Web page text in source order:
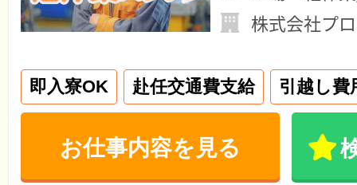
株式会社プ
即入寮OK 赴任交通費支給 引越し費
お仕事内容を見る